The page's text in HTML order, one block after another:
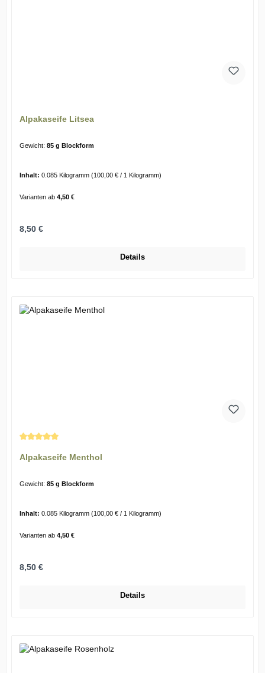
Alpakaseife Litsea
Gewicht: 85 g Blockform
Inhalt: 0.085 Kilogramm (100,00 € / 1 Kilogramm)
Varianten ab4,50 €
Regulärer Preis:
8,50 €
Details
Alpakaseife Menthol
Gewicht: 85 g Blockform
Inhalt: 0.085 Kilogramm (100,00 € / 1 Kilogramm)
Varianten ab4,50 €
Regulärer Preis:
8,50 €
Details